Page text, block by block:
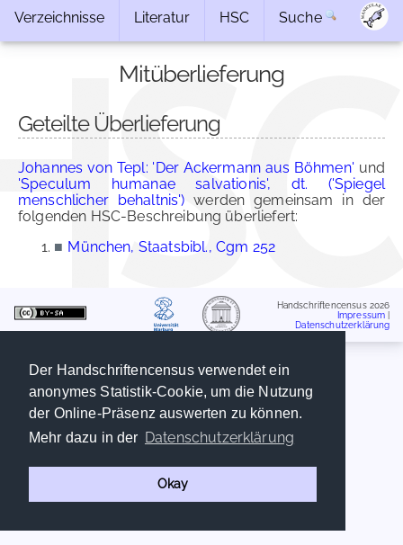
Der Handschriftencensus verwendet ein
anonymes Statistik-Cookie, um die Nutzung
der Online-Präsenz auswerten zu können.
Mehr dazu in der Datenschutzerklärung
Okay
Verzeichnisse Literatur HSC Suche
Mitüberlieferung
Geteilte Überlieferung
Johannes von Tepl: 'Der Ackermann aus Böhmen' und
'Speculum humanae salvationis', dt. ('Spiegel
menschlicher behaltnis') werden gemeinsam in der
folgenden HSC-Beschreibung überliefert:
■ München, Staatsbibl., Cgm 252
Handschriftencensus 2026
Impressum
Datenschutzerklärung